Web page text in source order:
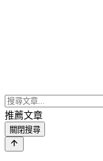
推薦文章
關閉搜尋